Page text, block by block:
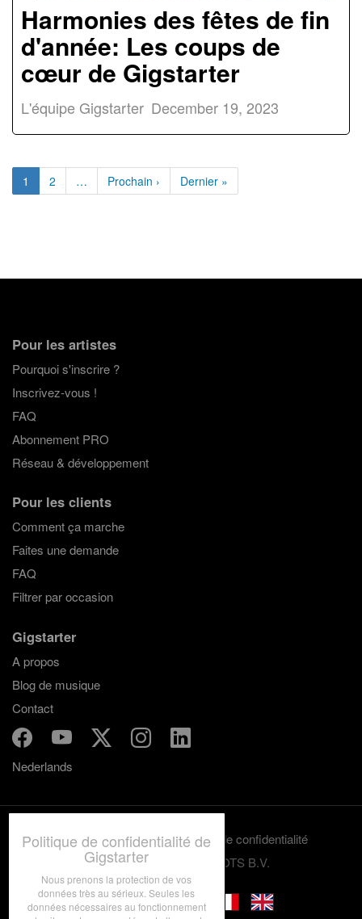
Harmonies des fêtes de fin
d'année: Les coups de
cœur de Gigstarter
L'équipe Gigstarter December 19, 2023
1 2 … Prochain › Dernier »
Pour les artistes
Pourquoi s'inscrire ?
Inscrivez-vous !
FAQ
Abonnement PRO
Réseau & développement
Pour les clients
Comment ça marche
Faites une demande
FAQ
Filtrer par occasion
Gigstarter
A propos
Blog de musique
Contact
Nederlands
Termes et conditions
Politique de confidentialité
© 2012-2026 GRASSROOTS B.V.
Politique de confidentialité de
Gigstarter
Nous prenons la protection de vos
données très au sérieux. Seules les
données nécessaires au fonctionnement